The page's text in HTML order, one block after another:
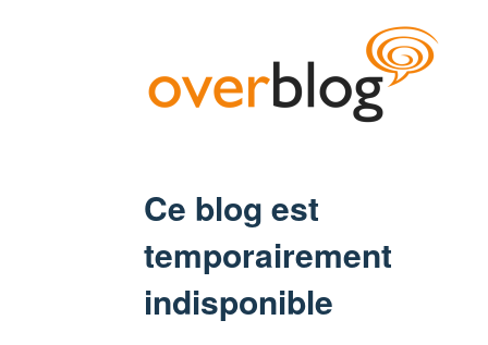
Ce blog est
temporairement
indisponible